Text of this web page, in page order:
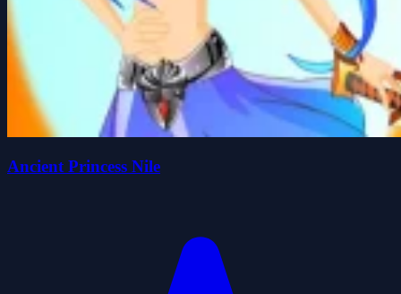
Ancient Princess Nile